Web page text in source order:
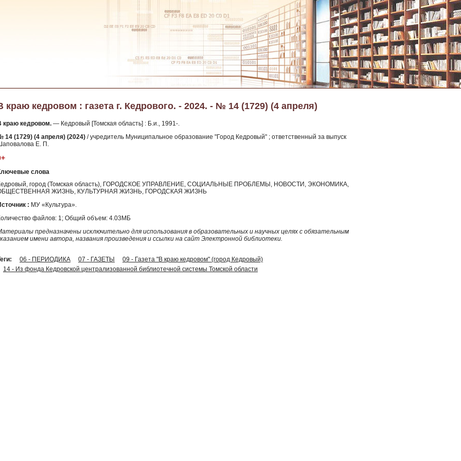
краю кедровом : газета г. Кедрового. - 2024. - № 14 (1729) (4 апреля)
краю кедровом. — Кедровый [Томская область] : Б.и., 1991-.
14 (1729) (4 апреля) (2024) / учредитель Муниципальное образование "Город Кедровый" ; ответственный за выпуск
Е. П.
слова
город (Томская область), ГОРОДСКОЕ УПРАВЛЕНИЕ, СОЦИАЛЬНЫЕ ПРОБЛЕМЫ, НОВОСТИ, ЭКОНОМИКА,
ЖИЗНЬ, КУЛЬТУРНАЯ ЖИЗНЬ, ГОРОДСКАЯ ЖИЗНЬ
: МУ «Культура».
файлов: 1; Общий объем: 4.03МБ
предназначены исключительно для использования в образовательных и научных целях с обязательным
имени автора, названия произведения и ссылки на сайт Электронной библиотеки.
06 - ПЕРИОДИКА 07 - ГАЗЕТЫ
09 - Газета "В краю кедровом" (город Кедровый)
14 - Из фонда Кедровской централизованной библиотечной системы Томской области